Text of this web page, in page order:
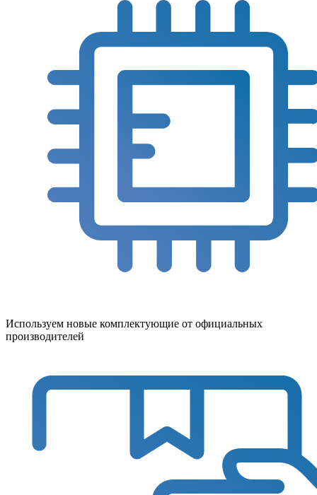
Используем новые комплектующие от официальных
производителей